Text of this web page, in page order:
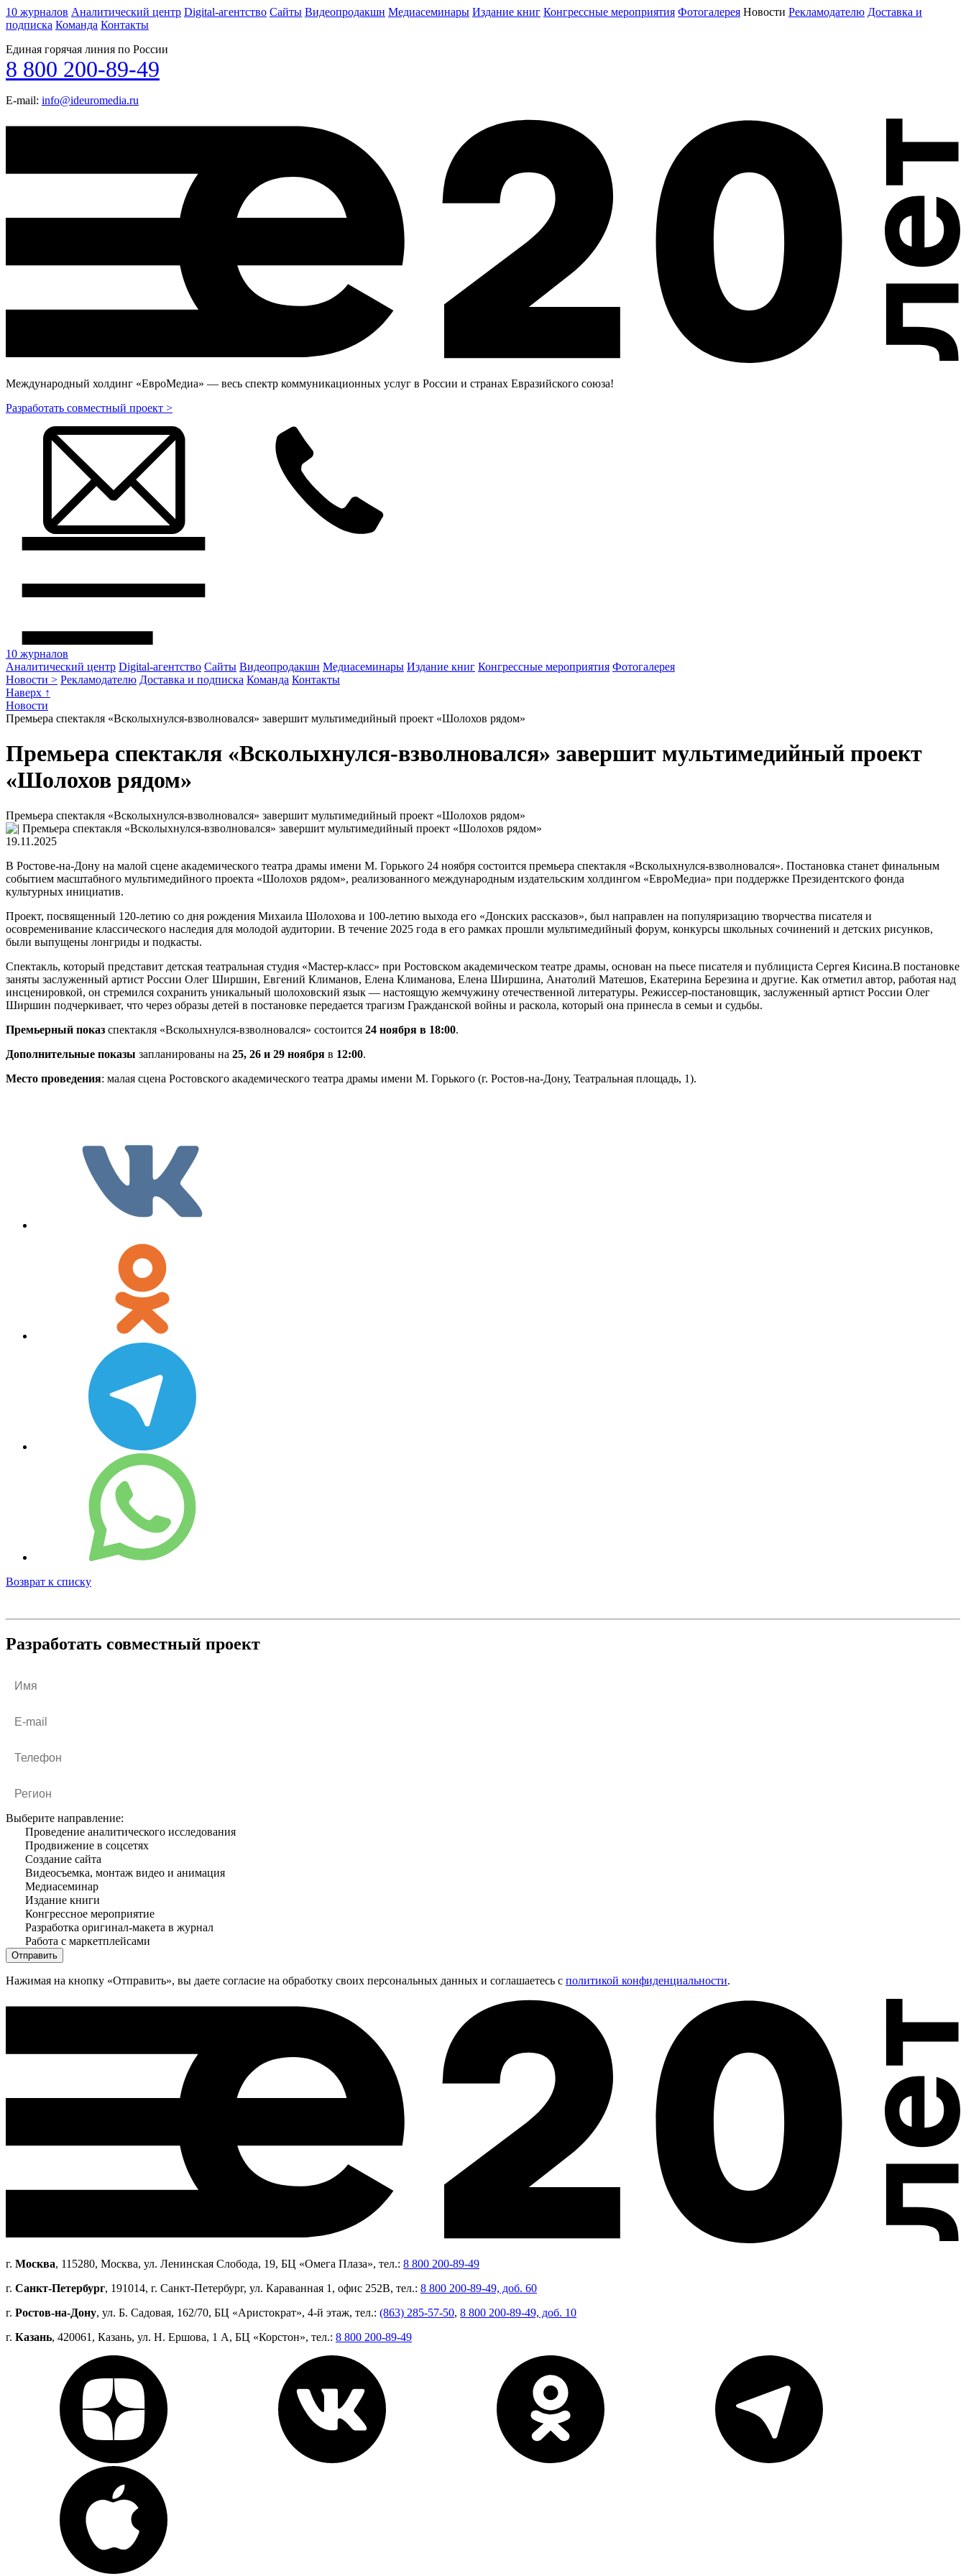
10 журналов Аналитический центр Digital-агентство Сайты Видеопродакшн Медиасеминары Издание книг Конгрессные мероприятия Фотогалерея Новости Рекламодателю Доставка и
подписка Команда Контакты
Единая горячая линия по России
8 800 200-89-49
E-mail: info@ideuromedia.ru
Международный холдинг «ЕвроМедиа» — весь спектр коммуникационных услуг в России и странах Евразийского союза!
Разработать совместный проект >
10 журналов
Аналитический центр Digital-агентство Сайты Видеопродакшн Медиасеминары Издание книг Конгрессные мероприятия Фотогалерея
Новости > Рекламодателю Доставка и подписка Команда Контакты
Наверх ↑
Новости
Премьера спектакля «Всколыхнулся-взволновался» завершит мультимедийный проект «Шолохов рядом»
Премьера спектакля «Всколыхнулся-взволновался» завершит мультимедийный проект
«Шолохов рядом»
Премьера спектакля «Всколыхнулся-взволновался» завершит мультимедийный проект «Шолохов рядом»
19.11.2025
В Ростове-на-Дону на малой сцене академического театра драмы имени М. Горького 24 ноября состоится премьера спектакля «Всколыхнулся-взволновался». Постановка станет финальным
событием масштабного мультимедийного проекта «Шолохов рядом», реализованного международным издательским холдингом «ЕвроМедиа» при поддержке Президентского фонда
культурных инициатив.
Проект, посвященный 120-летию со дня рождения Михаила Шолохова и 100-летию выхода его «Донских рассказов», был направлен на популяризацию творчества писателя и
осовременивание классического наследия для молодой аудитории. В течение 2025 года в его рамках прошли мультимедийный форум, конкурсы школьных сочинений и детских рисунков,
были выпущены лонгриды и подкасты.
Спектакль, который представит детская театральная студия «Мастер-класс» при Ростовском академическом театре драмы, основан на пьесе писателя и публициста Сергея Кисина.В постановке
заняты заслуженный артист России Олег Ширшин, Евгений Климанов, Елена Климанова, Елена Ширшина, Анатолий Матешов, Екатерина Березина и другие. Как отметил автор, работая над
инсценировкой, он стремился сохранить уникальный шолоховский язык — настоящую жемчужину отечественной литературы. Режиссер-постановщик, заслуженный артист России Олег
Ширшин подчеркивает, что через образы детей в постановке передается трагизм Гражданской войны и раскола, который она принесла в семьи и судьбы.
Премьерный показ спектакля «Всколыхнулся-взволновался» состоится 24 ноября в 18:00.
Дополнительные показы запланированы на 25, 26 и 29 ноября в 12:00.
Место проведения: малая сцена Ростовского академического театра драмы имени М. Горького (г. Ростов-на-Дону, Театральная площадь, 1).
Возврат к списку
Разработать совместный проект
Выберите направление:
Проведение аналитического исследования
Продвижение в соцсетях
Создание сайта
Видеосъемка, монтаж видео и анимация
Медиа­семинар
Издание книги
Конгрессное мероприятие
Разработка оригинал-макета в журнал
Работа с маркетплейсами
Нажимая на кнопку «Отправить», вы даете согласие на обработку своих персональных данных и соглашаетесь с политикой конфиденциальности.
г. Москва, 115280, Москва, ул. Ленинская Слобода, 19, БЦ «Омега Плаза», тел.: 8 800 200-89-49
г. Санкт-Петербург, 191014, г. Санкт-Петербург, ул. Караванная 1, офис 252В, тел.: 8 800 200-89-49, доб. 60
г. Ростов-на-Дону, ул. Б. Садовая, 162/70, БЦ «Аристократ», 4-й этаж, тел.: (863) 285-57-50, 8 800 200-89-49, доб. 10
г. Казань, 420061, Казань, ул. Н. Ершова, 1 А, БЦ «Корстон», тел.: 8 800 200-89-49